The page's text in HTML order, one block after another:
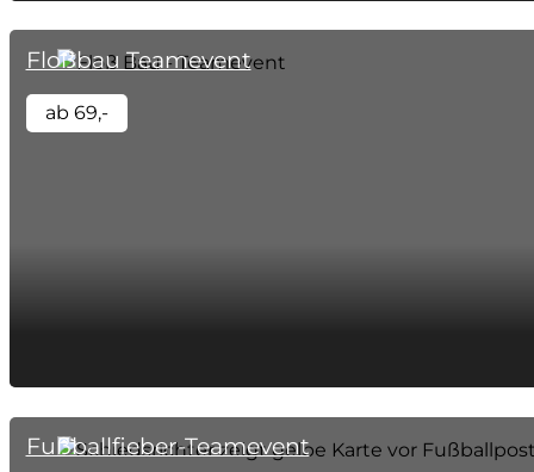
Floßbau Teamevent
ab 69,-
Fußballfieber-Teamevent